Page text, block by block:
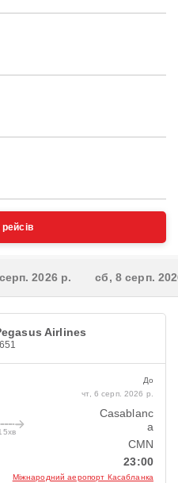
2026 р. сб, 8 серп.
Airlines
До
чт, 6 серп. 2026 р.
Casablanc
a
CMN
23:00
Міжнародний аеропорт Касабланка